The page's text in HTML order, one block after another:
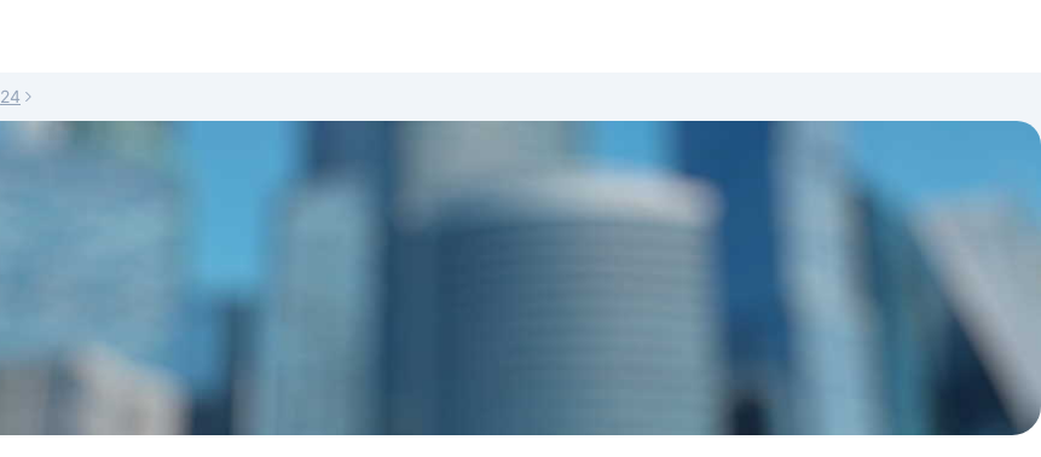
24